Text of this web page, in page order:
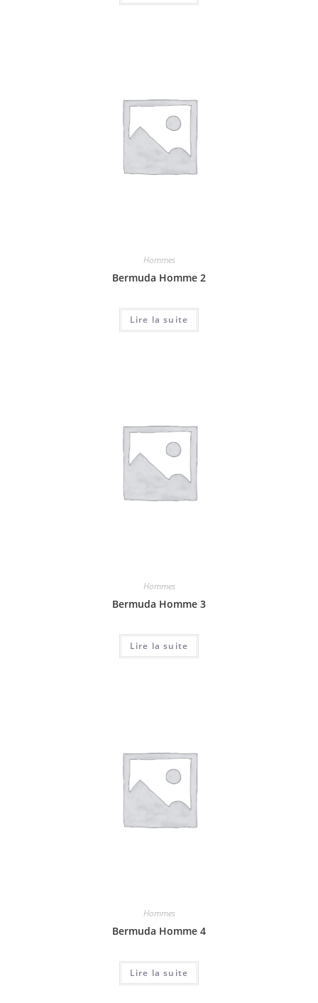
Hommes
Bermuda Homme 2
Lire la suite
Hommes
Bermuda Homme 3
Lire la suite
Hommes
Bermuda Homme 4
Lire la suite